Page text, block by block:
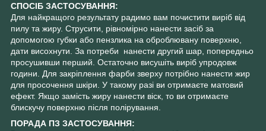
СПОСІБ ЗАСТОСУВАННЯ:
Для найкращого результату радимо вам почистити виріб від
пилу та жиру. Струсити, рівномірно нанести засіб за
допомогою губки або пензлика на оброблювану поверхню,
дати висохнути. За потреби нанести другий шар, попередньо
просушивши перший. Остаточно висушіть виріб упродовж
години. Для закріплення фарби зверху потрібно нанести жир
для просочення шкіри. У такому разі ви отримаєте матовий
ефект. Якщо замість жиру нанести віск, то ви отримаєте
блискучу поверхню після полірування.
ПОРАДА ПЗ ЗАСТОСУВАННЯ: